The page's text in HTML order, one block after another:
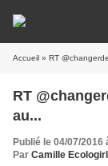
Accueil » RT
RT
au...
Publié le 04/07/2016
Par Camille Ecologirl